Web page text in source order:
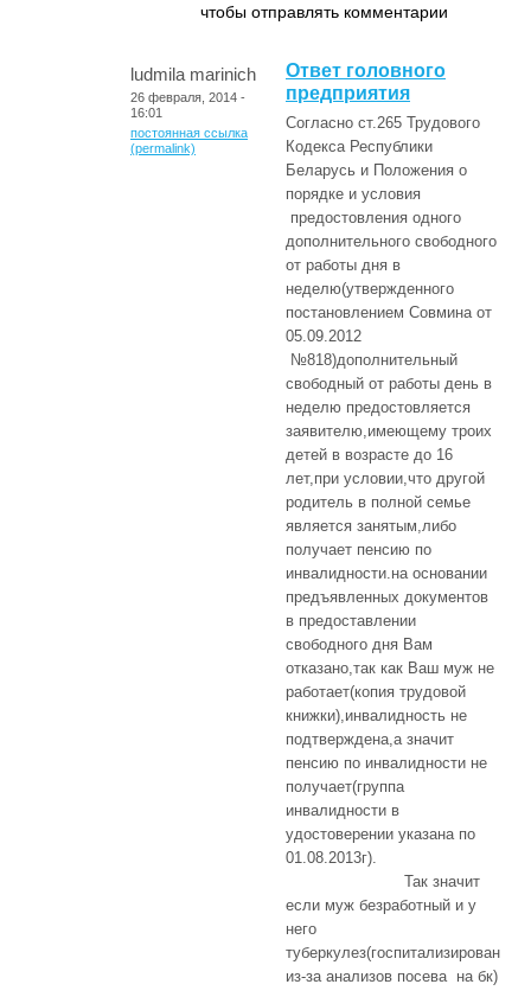
чтобы отправлять комментарии
ludmila marinich
26 февраля, 2014 -
16:01
постоянная ссылка
(permalink)
Ответ головного
предприятия
Согласно ст.265 Трудового
Кодекса Республики
Беларусь и Положения о
порядке и условия
предостовления одного
дополнительного свободного
от работы дня в
неделю(утвержденного
постановлением Совмина от
05.09.2012
№818)дополнительный
свободный от работы день в
неделю предостовляется
заявителю,имеющему троих
детей в возрасте до 16
лет,при условии,что другой
родитель в полной семье
является занятым,либо
получает пенсию по
инвалидности.на основании
предъявленных документов
в предоставлении
свободного дня Вам
отказано,так как Ваш муж не
работает(копия трудовой
книжки),инвалидность не
подтверждена,а значит
пенсию по инвалидности не
получает(группа
инвалидности в
удостоверении указана по
01.08.2013г).
Так значит
если муж безработный и у
него
туберкулез(госпитализирован
из-за анализов посева на бк)